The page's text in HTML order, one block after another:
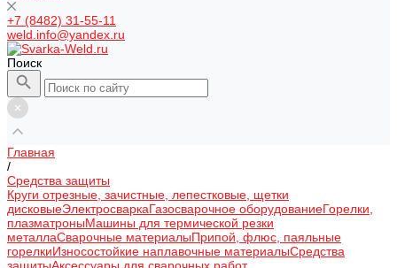
+7 (8482) 31-55-11
weld.info@yandex.ru
Поиск
Главная
/
Средства защиты
Круги отрезные, зачистные, лепестковые, щетки
дисковыеЭлектросваркаГазосварочное оборудованиеГорелки,
плазматроныМашины для термической резки
металлаСварочные материалыПрипой, флюс, паяльные
горелкиИзносостойкие наплавочные материалыСредства